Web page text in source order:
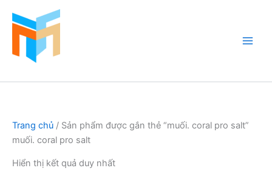
Trang chủ / Sản phẩm được gắn thẻ “muối. coral pro salt”
muối. coral pro salt
Hiển thị kết quả duy nhất